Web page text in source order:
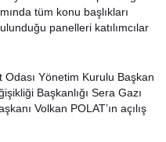
tüm konu başlıkları
panelleri katılımcılar
Odası Yönetim Kurulu Başkan
Başkanlığı Sera Gazı
Volkan POLAT’ın açılış